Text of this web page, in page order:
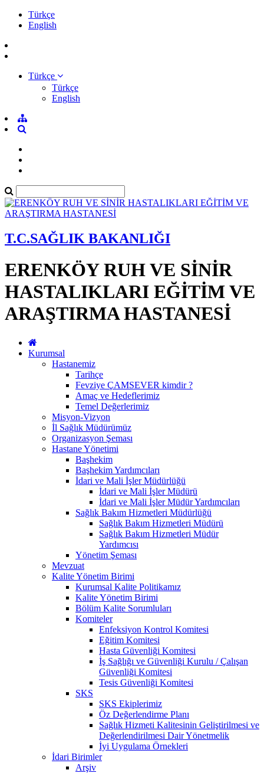
Türkçe
English
Türkçe
Türkçe
English
T.C.SAĞLIK BAKANLIĞI
ERENKÖY RUH VE SİNİR
HASTALIKLARI EĞİTİM VE
ARAŞTIRMA HASTANESİ
Kurumsal
Hastanemiz
Tarihçe
Fevziye ÇAMSEVER kimdir ?
Amaç ve Hedeflerimiz
Temel Değerlerimiz
Misyon-Vizyon
İl Sağlık Müdürümüz
Organizasyon Şeması
Hastane Yönetimi
Başhekim
Başhekim Yardımcıları
İdari ve Mali İşler Müdürlüğü
İdari ve Mali İşler Müdürü
İdari ve Mali İşler Müdür Yardımcıları
Sağlık Bakım Hizmetleri Müdürlüğü
Sağlık Bakım Hizmetleri Müdürü
Sağlık Bakım Hizmetleri Müdür
Yardımcısı
Yönetim Şeması
Mevzuat
Kalite Yönetim Birimi
Kurumsal Kalite Politikamız
Kalite Yönetim Birimi
Bölüm Kalite Sorumluları
Komiteler
Enfeksiyon Kontrol Komitesi
Eğitim Komitesi
Hasta Güvenliği Komitesi
İş Sağlığı ve Güvenliği Kurulu / Çalışan
Güvenliği Komitesi
Tesis Güvenliği Komitesi
SKS
SKS Ekiplerimiz
Öz Değerlendirme Planı
Sağlık Hizmeti Kalitesinin Geliştirilmesi ve
Değerlendirilmesi Dair Yönetmelik
İyi Uygulama Örnekleri
İdari Birimler
Arşiv